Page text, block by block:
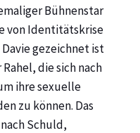
Bühnenstar
von Identitätskrise
gezeichnet ist
die sich nach
ihre sexuelle
zu können. Das
Schuld,